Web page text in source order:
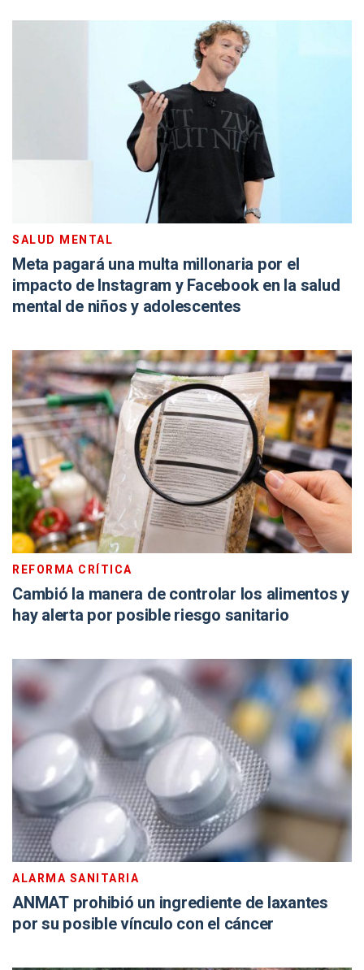
SALUD MENTAL
Meta pagará una multa millonaria por el
impacto de Instagram y Facebook en la salud
mental de niños y adolescentes
REFORMA CRÍTICA
Cambió la manera de controlar los alimentos y
hay alerta por posible riesgo sanitario
ALARMA SANITARIA
ANMAT prohibió un ingrediente de laxantes
por su posible vínculo con el cáncer